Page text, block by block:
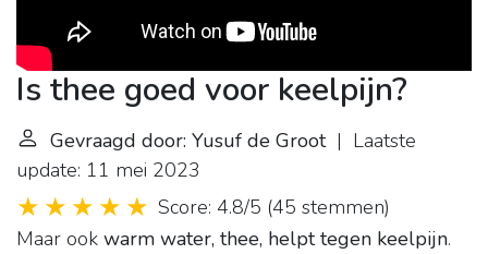
Is thee goed voor keelpijn?
Gevraagd door: Yusuf de Groot| Laatste
update: 11 mei 2023
Score: 4.8/5 (45 stemmen)
Maar ook warm water, thee, helpt tegen keelpijn.